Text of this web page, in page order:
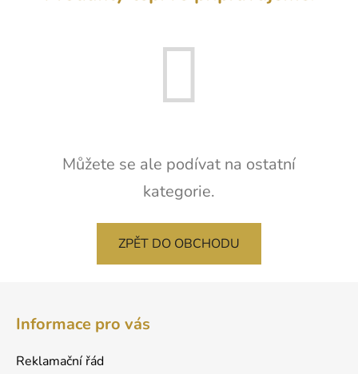
Můžete se ale podívat na ostatní
kategorie.
ZPĚT DO OBCHODU
Informace pro vás
Reklamační řád